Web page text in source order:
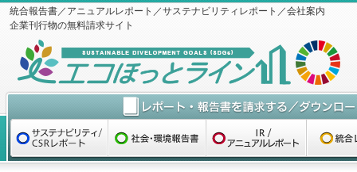
統合報告書／アニュアルレポート／サステナビリティレポート／会社案内
企業刊行物の無料請求サイト